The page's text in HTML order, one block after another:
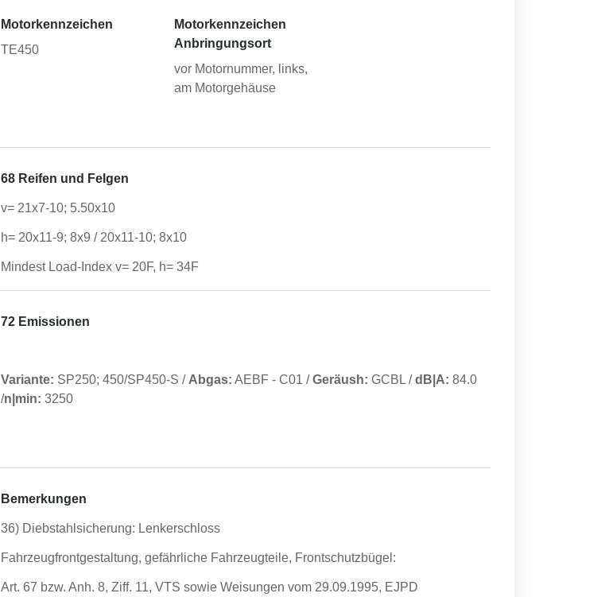
Motorkennzeichen
TE450
Motorkennzeichen
Anbringungsort
vor Motornummer, links,
am Motorgehäuse
68 Reifen und Felgen
v= 21x7-10; 5.50x10
h= 20x11-9; 8x9 / 20x11-10; 8x10
Mindest Load-Index v= 20F, h= 34F
72 Emissionen
Variante: SP250; 450/SP450-S / Abgas: AEBF - C01 /Geräush: GCBL /dB|A: 84.0
/n|min: 3250
Bemerkungen
36) Diebstahlsicherung: Lenkerschloss
Fahrzeugfrontgestaltung, gefährliche Fahrzeugteile, Frontschutzbügel:
Art. 67 bzw. Anh. 8, Ziff. 11, VTS sowie Weisungen vom 29.09.1995, EJPD